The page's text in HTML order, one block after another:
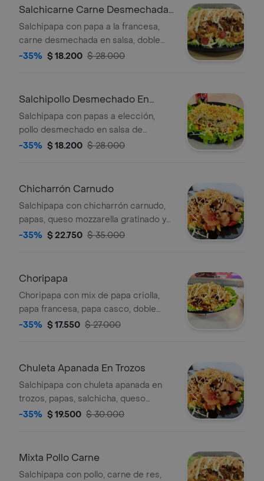
Salchicarne Carne Desmechada
En Salsa
Salchipapa con papa a la francesa,
carne desmechada en salsa, doble
queso, salchicha, papas cabello de
-35% $ 18.200 $ 28.000
Salchipollo Desmechado En
Salsa De Champiñones
Salchipapa con papas a elección,
pollo desmechado en salsa de
champiñones, queso mozzarella
-35% $ 18.200 $ 28.000
Chicharrón Carnudo
Salchipapa con chicharrón carnudo,
papas, queso mozzarella gratinado y
papita fosforito.
-35% $ 22.750 $ 35.000
Choripapa
Choripapa con mix de papa criolla,
papa francesa, papa casco, doble
chorizo, queso y salsas.
-35% $ 17.550 $ 27.000
Chuleta Apanada En Trozos
Salchipapa con chuleta apanada en
trozos, papas, salchicha, queso
mozzarella gratinado, salsas y papita
-35% $ 19.500 $ 30.000
Mixta Pollo Carne
Salchipapa con pollo, carne de res,